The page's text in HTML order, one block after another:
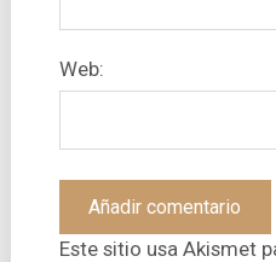
Web:
Este sitio usa Akismet